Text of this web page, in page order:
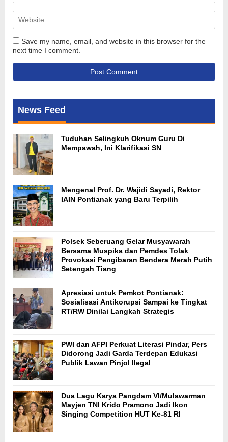
Save my name, email, and website in this browser for the
next time I comment.
News Feed
Tuduhan Selingkuh Oknum Guru Di
Mempawah, Ini Klarifikasi SN
Mengenal Prof. Dr. Wajidi Sayadi, Rektor
IAIN Pontianak yang Baru Terpilih
Polsek Seberuang Gelar Musyawarah
Bersama Muspika dan Pemdes Tolak
Provokasi Pengibaran Bendera Merah Putih
Setengah Tiang
Apresiasi untuk Pemkot Pontianak:
Sosialisasi Antikorupsi Sampai ke Tingkat
RT/RW Dinilai Langkah Strategis
PWI dan AFPI Perkuat Literasi Pindar, Pers
Didorong Jadi Garda Terdepan Edukasi
Publik Lawan Pinjol Ilegal
Dua Lagu Karya Pangdam VI/Mulawarman
Mayjen TNI Krido Pramono Jadi Ikon
Singing Competition HUT Ke-81 RI